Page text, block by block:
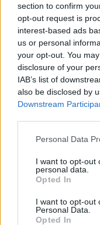
section to confirm
opt-out request is
interest-based ads
us or personal
your opt-out. You
disclosure of your
IAB’s list of
also be disclosed by
Downstream
Personal Data
I want to opt-out
personal data.
Opted In
I want to opt-out
Personal Data.
Opted In
Tovább nőtt a
kiskereskedelem
nagyobb
A kínai statisztikai
az ipari termelés
éves
leggyengébb volt
kínai ipar visszaállt a
KEDVES
A keresett cikk a